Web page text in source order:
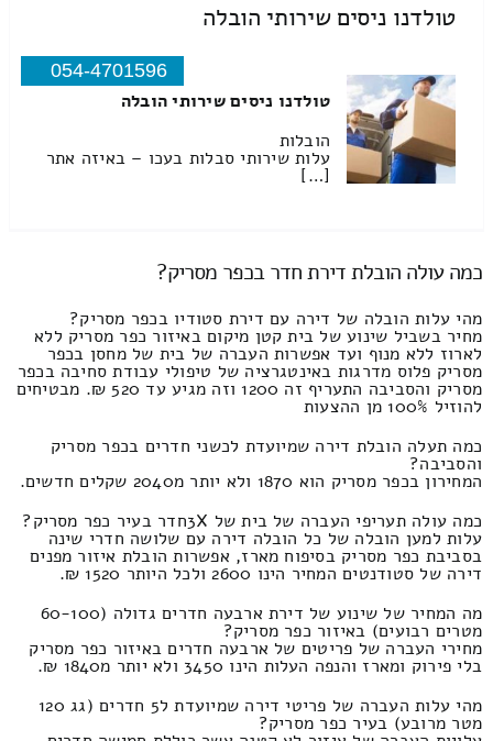
טולדנו ניסים שירותי הובלה
054-4701596
טולדנו ניסים שירותי הובלה
הובלות
עלות שירותי סבלות בעכו – באיזה אתר
[…]
כמה עולה הובלת דירת חדר בכפר מסריק?
מהי עלות הובלה של דירה עם דירת סטודיו בכפר מסריק?
מחיר בשביל שינוע של בית קטן מיקום באיזור כפר מסריק ללא
לארוז ללא מנוף ועד אפשרות העברה של בית של מחסן בכפר
מסריק פלוס מדרגות באינטגרציה של טיפולי עבודת סחיבה בכפר
מסריק והסביבה התעריף זה 1200 וזה מגיע עד 520 ₪. מבטיחים
להוזיל 100% מן ההצעות
כמה תעלה הובלת דירה שמיועדת לכשני חדרים בכפר מסריק
והסביבה?
המחירון בכפר מסריק הוא 1870 ולא יותר מ2040 שקלים חדשים.
כמה עולה תעריפי העברה של בית של 3Xחדר בעיר כפר מסריק?
עלות למען הובלה של כל הובלה דירה עם שלושה חדרי שינה
בסביבת כפר מסריק בסיפוח מארז, אפשרות הובלת איזור מפנים
דירה של סטודנטים המחיר הינו 2600 ולכל היותר 1520 ₪.
מה המחיר של שינוע של דירת ארבעה חדרים גדולה (60-100
מטרים רבועים) באיזור כפר מסריק?
מחירי העברה של פריטים של ארבעה חדרים באיזור כפר מסריק
בלי פירוק ומארז והנפה העלות הינו 3450 ולא יותר מ1840 ₪.
מהי עלות העברה של פריטי דירה שמיועדת ל5 חדרים (גג 120
מטר מרובע) בעיר כפר מסריק?